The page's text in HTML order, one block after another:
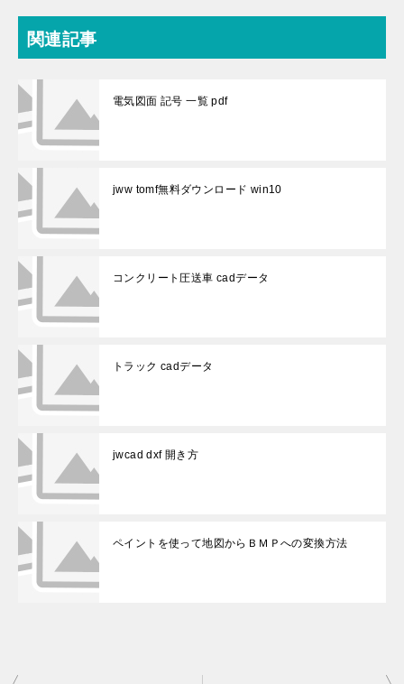
関連記事
電気図面 記号 一覧 pdf
jww tomf無料ダウンロード win10
コンクリート圧送車 cadデータ
トラック cadデータ
jwcad dxf 開き方
ペイントを使って地図からＢＭＰへの変換方法